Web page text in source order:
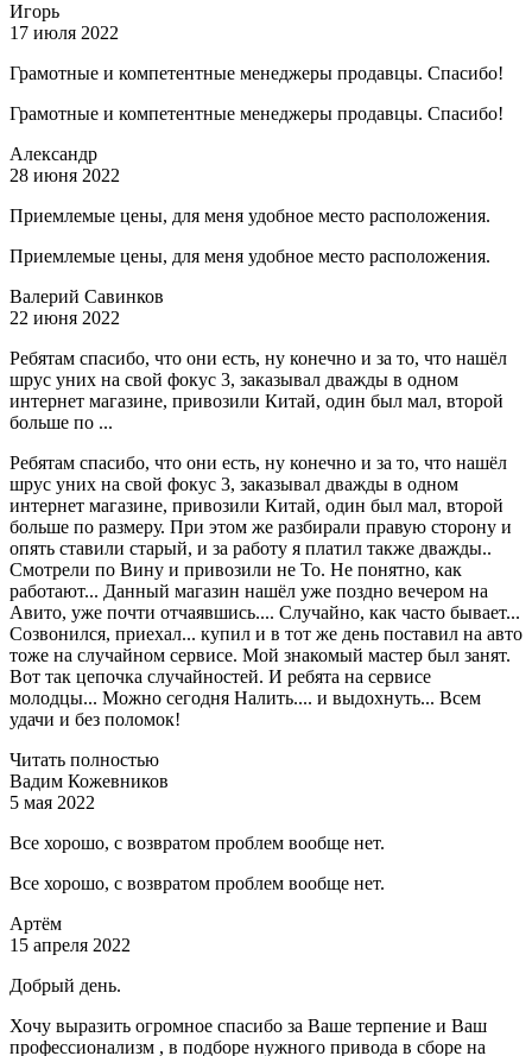
Игорь
17 июля 2022
Грамотные и компетентные менеджеры продавцы. Спасибо!
Грамотные и компетентные менеджеры продавцы. Спасибо!
Александр
28 июня 2022
Приемлемые цены, для меня удобное место расположения.
Приемлемые цены, для меня удобное место расположения.
Валерий Савинков
22 июня 2022
Ребятам спасибо, что они есть, ну конечно и за то, что нашёл
шрус уних на свой фокус 3, заказывал дважды в одном
интернет магазине, привозили Китай, один был мал, второй
больше по ...
Ребятам спасибо, что они есть, ну конечно и за то, что нашёл
шрус уних на свой фокус 3, заказывал дважды в одном
интернет магазине, привозили Китай, один был мал, второй
больше по размеру. При этом же разбирали правую сторону и
опять ставили старый, и за работу я платил также дважды..
Смотрели по Вину и привозили не То. Не понятно, как
работают... Данный магазин нашёл уже поздно вечером на
Авито, уже почти отчаявшись.... Случайно, как часто бывает...
Созвонился, приехал... купил и в тот же день поставил на авто
тоже на случайном сервисе. Мой знакомый мастер был занят.
Вот так цепочка случайностей. И ребята на сервисе
молодцы... Можно сегодня Налить.... и выдохнуть... Всем
удачи и без поломок!
Читать полностью
Вадим Кожевников
5 мая 2022
Все хорошо, с возвратом проблем вообще нет.
Все хорошо, с возвратом проблем вообще нет.
Артём
15 апреля 2022
Добрый день.
Хочу выразить огромное спасибо за Ваше терпение и Ваш
профессионализм , в подборе нужного привода в сборе на